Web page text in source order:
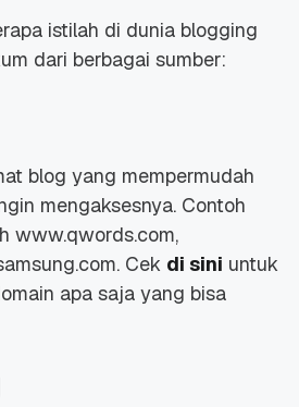
istilah di dunia blogging
dari berbagai sumber:
blog yang mempermudah
mengaksesnya. Contoh
www.qwords.com,
Cek di sini untuk
apa saja yang bisa